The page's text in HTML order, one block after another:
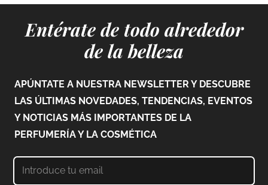
Entérate de todo alrededor
de la belleza
APÚNTATE A NUESTRA NEWSLETTER Y DESCUBRE
LAS ÚLTIMAS NOVEDADES, TENDENCIAS, EVENTOS
Y NOTICIAS MÁS IMPORTANTES DE LA
PERFUMERÍA Y LA COSMÉTICA